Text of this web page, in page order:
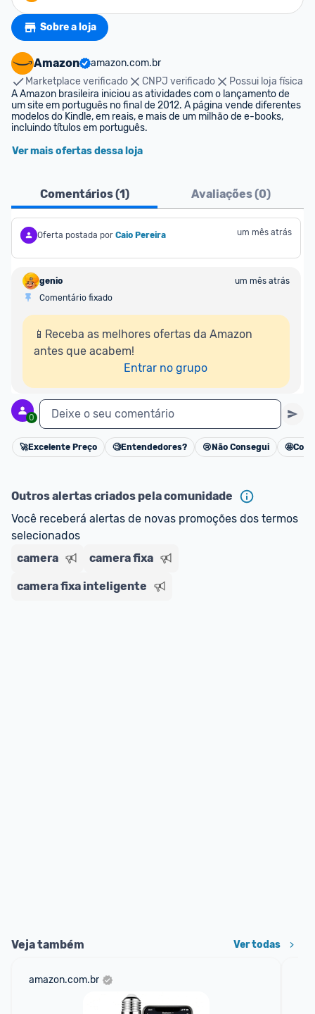
Sobre a loja
Amazon
amazon.com.br
Marketplace verificado
CNPJ verificado
Possui loja física
A Amazon brasileira iniciou as atividades com o lançamento de
um site em português no final de 2012. A página vende diferentes
modelos do Kindle, em reais, e mais de um milhão de e-books,
incluindo títulos em português.
Ver mais ofertas dessa loja
Comentários (1) Avaliações (0)
Oferta postada por Caio Pereira um mês atrás
genio
um mês atrás
Comentário fixado
📱Receba as melhores ofertas da Amazon
antes que acabem!
Entrar no grupo
0 Deixe o seu comentário
Cancelar
🚀Excelente Preço 🧐Entendedores? 😢 Não Consegui 🤩
Outros alertas criados pela comunidade
Você receberá alertas de novas promoções dos termos
selecionados
camera
camera fixa
camera fixa inteligente
Veja também Ver todas
amazon.com.br